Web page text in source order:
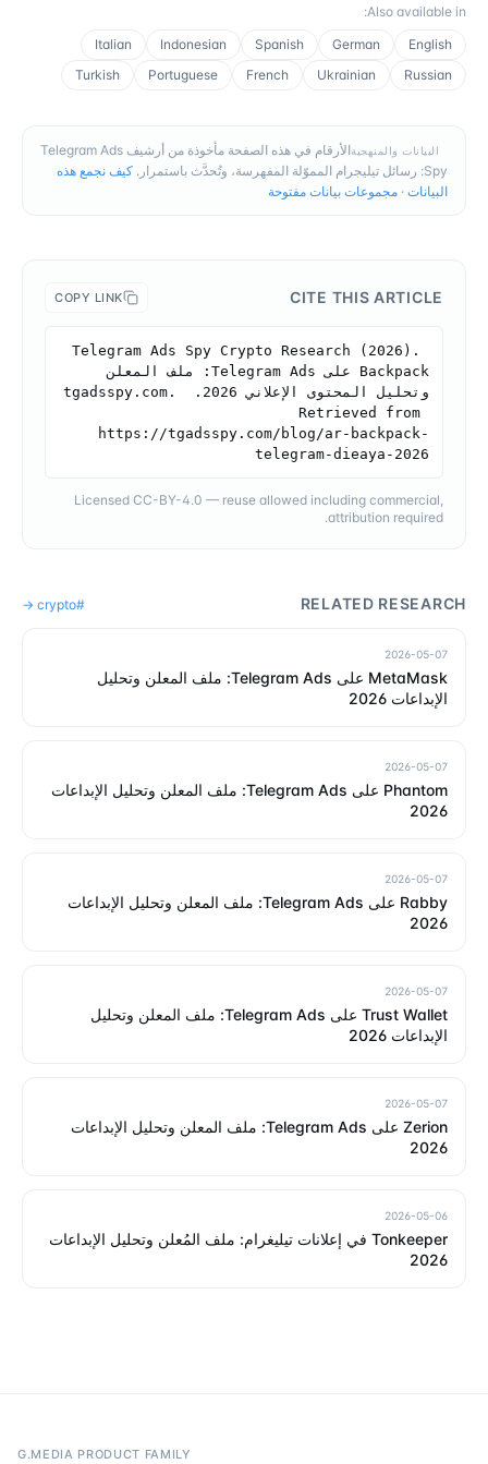
Also available in
:
English
German
Spanish
Indonesian
Italian
Russian
Ukrainian
French
Portuguese
Turkish
البيانات والمنهجية
الأرقام في هذه الصفحة مأخوذة من أرشيف Telegram Ads
Spy: رسائل تيليجرام المموّلة المفهرسة، وتُحدَّث باستمرار.
كيف نجمع هذه
البيانات · مجموعات بيانات مفتوحة
CITE THIS ARTICLE
COPY LINK
Telegram Ads Spy Crypto Research (2026).
Backpack على Telegram Ads: ملف المعلن
وتحليل المحتوى الإعلاني 2026. tgadsspy.com.
Retrieved from
https://tgadsspy.com/blog/ar-backpack-
telegram-dieaya-2026
Licensed CC-BY-4.0 — reuse allowed including commercial,
attribution required.
RELATED RESEARCH
#
crypto
→
2026-05-07
MetaMask على Telegram Ads: ملف المعلن وتحليل
الإبداعات 2026
2026-05-07
Phantom على Telegram Ads: ملف المعلن وتحليل الإبداعات
2026
2026-05-07
Rabby على Telegram Ads: ملف المعلن وتحليل الإبداعات
2026
2026-05-07
Trust Wallet على Telegram Ads: ملف المعلن وتحليل
الإبداعات 2026
2026-05-07
Zerion على Telegram Ads: ملف المعلن وتحليل الإبداعات
2026
2026-05-06
Tonkeeper في إعلانات تيليغرام: ملف المُعلن وتحليل الإبداعات
2026
G.MEDIA PRODUCT FAMILY